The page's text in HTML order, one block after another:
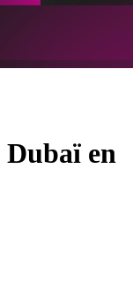
Dubaï en